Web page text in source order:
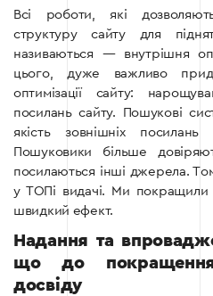
Всі роботи, які
структуру сайту для
називаються — внутрішня
цього, дуже важливо
оптимізації сайту:
посилань сайту.
Пошукові
якість зовнішніх
Пошуковики більше
посилаються інші джерела.
у ТОПі видачі.
Ми покращили
швидкий ефект.
Надання та
що до покращення
досвіду